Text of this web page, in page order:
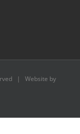
| Website by